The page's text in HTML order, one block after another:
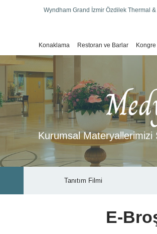
Wyndham Grand İzmir Özdilek Thermal
Konaklama Restoran ve Barlar Kongre
Kurumsal Materyallerimizi
Tanıtım Filmi
E-